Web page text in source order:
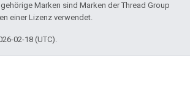
Marken sind Marken der Thread Group
einer Lizenz verwendet.
02-18 (UTC).